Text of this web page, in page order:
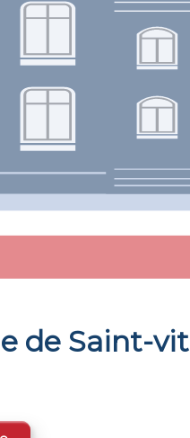
de Saint-vit